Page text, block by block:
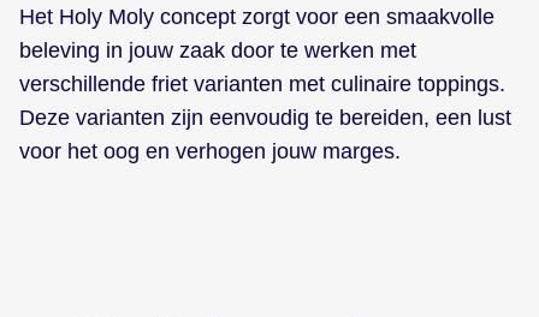
Het Holy Moly concept zorgt voor een smaakvolle
beleving in jouw zaak door te werken met
verschillende friet varianten met culinaire toppings.
Deze varianten zijn eenvoudig te bereiden, een lust
voor het oog en verhogen jouw marges.